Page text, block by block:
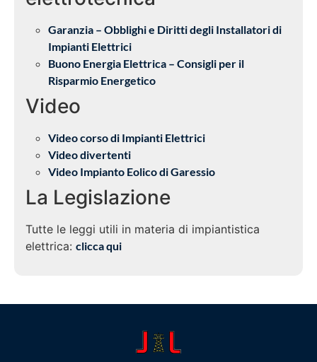
Garanzia – Obblighi e Diritti degli Installatori di
Impianti Elettrici
Buono Energia Elettrica – Consigli per il
Risparmio Energetico
Video
Video corso di Impianti Elettrici
Video divertenti
Video Impianto Eolico di Garessio
La Legislazione
Tutte le leggi utili in materia di impiantistica
elettrica: clicca qui